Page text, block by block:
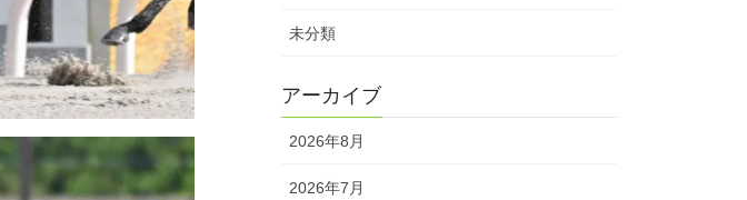
未分類
アーカイブ
2026年8月
2026年7月